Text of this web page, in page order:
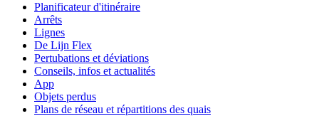
Planificateur d'itinéraire
Arrêts
Lignes
De Lijn Flex
Pertubations et déviations
Conseils, infos et actualités
App
Objets perdus
Plans de réseau et répartitions des quais